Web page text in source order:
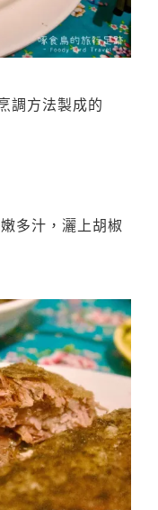
調方法製成的
多汁，灑上胡椒